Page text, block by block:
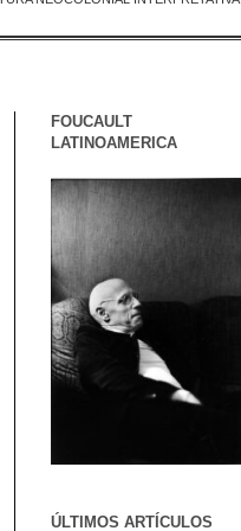
FOUCAULT
LATINOAMERICA
ÚLTIMOS ARTÍCULOS